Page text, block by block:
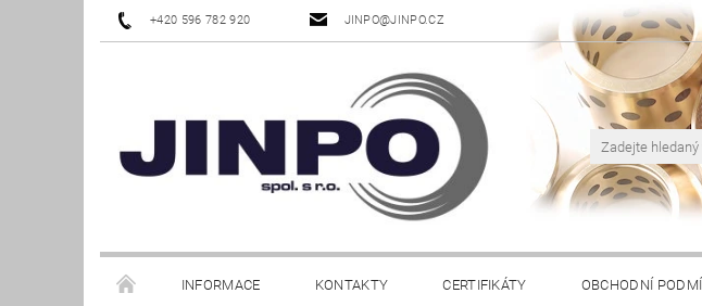
+420 596 782 920 JINPO@JINPO.CZ
INFORMACE KONTAKTY CERTIFIKÁTY OBCHODNÍ